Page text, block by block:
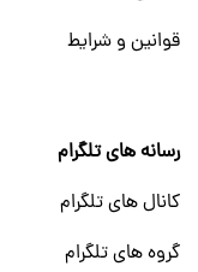
قوانین و شرایط
رسانه های تلگرام
کانال های تلگرام
گروه های تلگرام